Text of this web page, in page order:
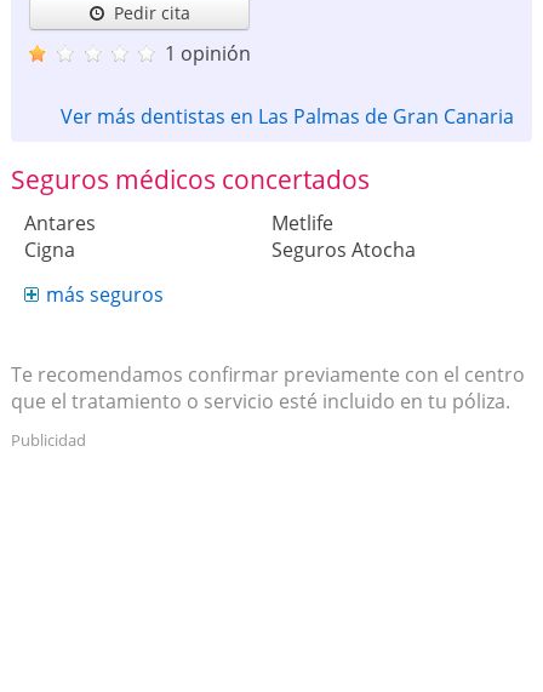
Pedir cita
1 opinión
Ver más dentistas en Las Palmas de Gran Canaria
Seguros médicos concertados
Antares
Cigna
Metlife
Seguros Atocha
más seguros
Te recomendamos confirmar previamente con el centro
que el tratamiento o servicio esté incluido en tu póliza.
Publicidad